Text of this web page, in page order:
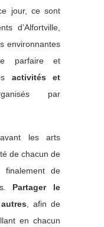
jour, ce sont
d’Alfortville,
environnantes
parfaire et
activités et
par
les arts
de chacun de
finalement de
Partager le
, afin de
en chacun